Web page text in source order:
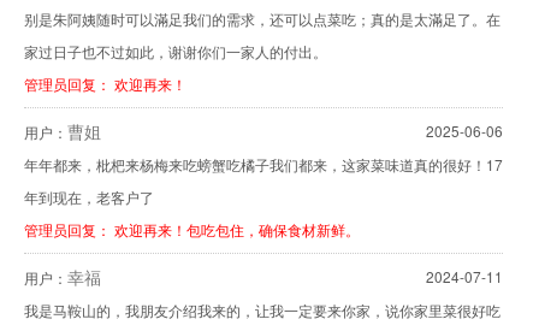
别是朱阿姨随时可以滿足我们的需求，还可以点菜吃；真的是太滿足了。在
家过日子也不过如此，谢谢你们一家人的付出。
管理员回复： 欢迎再来！
用户： 曹姐
2025-06-06
年年都来，枇杷来杨梅来吃螃蟹吃橘子我们都来，这家菜味道真的很好！17
年到现在，老客户了
管理员回复： 欢迎再来！包吃包住，确保食材新鲜。
用户： 幸福
2024-07-11
我是马鞍山的，我朋友介绍我来的，让我一定要来你家，说你家里菜很好吃